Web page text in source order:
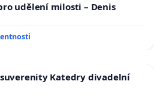
udělení milosti – Denis
suverenity Katedry divadelní